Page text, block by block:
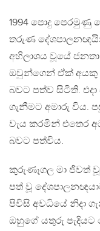
1994 පොදු පෙරමුණු
තරුණ
අභිලාශය වූයේ
ඔවුන්ගෙන් ඒක් අයකු
බවට පත්ව සිටිති.
ගැනීමට අමාරු
වැය කරමින් එතෙර
බවට පත්විය.
කුරුණෑගල මා ජිවත් වූ
පත් වූ
පිවිසි අවධියේ නිදා
ඔහුගේ යතුරු පැදියට